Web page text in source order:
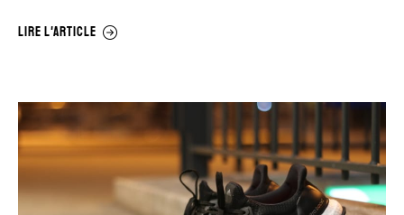
LIRE L'ARTICLE